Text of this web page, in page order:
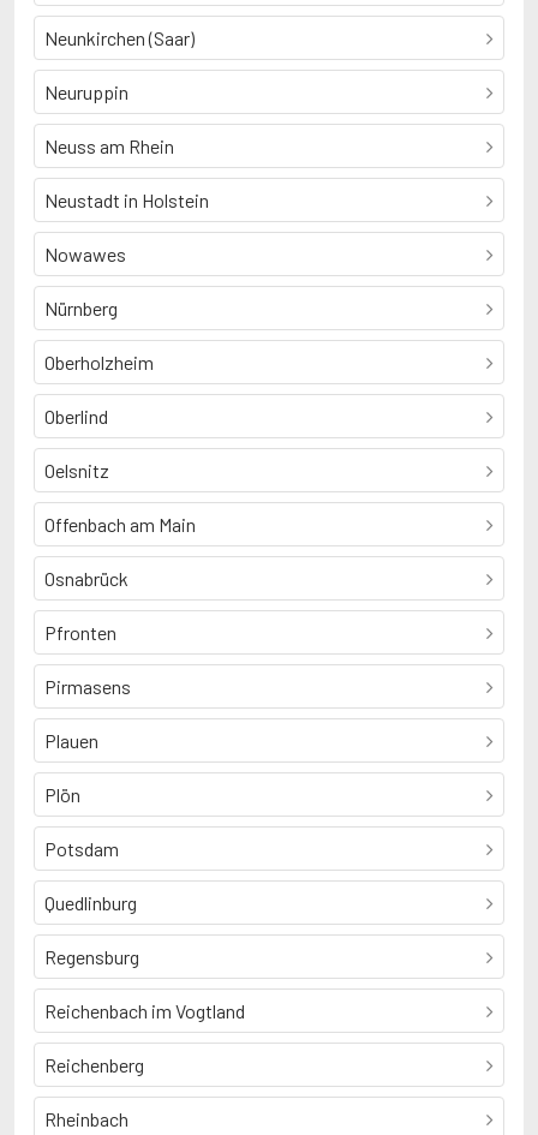
Neunkirchen (Saar)
Neuruppin
Neuss am Rhein
Neustadt in Holstein
Nowawes
Nürnberg
Oberholzheim
Oberlind
Oelsnitz
Offenbach am Main
Osnabrück
Pfronten
Pirmasens
Plauen
Plön
Potsdam
Quedlinburg
Regensburg
Reichenbach im Vogtland
Reichenberg
Rheinbach